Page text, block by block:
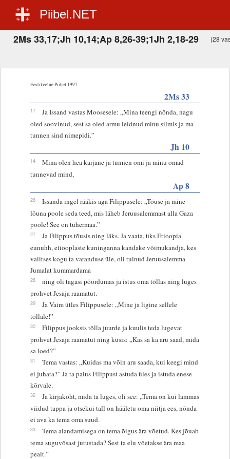
Piibel.NET
2Ms 33,17;Jh 10,14;Ap 8,26-39;1Jh 2,18-29 (28
Eestikeelne Piibel 1997
2Ms 33
17
Ja Issand vastas Moosesele: „Mina teengi nõnda, nagu
oled soovinud, sest sa oled armu leidnud minu silmis ja ma
tunnen sind nimepidi.”
Jh 10
14
Mina olen hea karjane ja tunnen omi ja minu omad
tunnevad mind,
Ap 8
26
Issanda ingel rääkis aga Filippusele: „Tõuse ja mine
lõuna poole seda teed, mis läheb Jeruusalemmast alla Gaza
poole! See on tühermaa.”
27
Ja Filippus tõusis ning läks. Ja vaata, üks Etioopia
eunuhh, etiooplaste kuninganna kandake võimukandja, kes
valitses kogu ta varanduse üle, oli tulnud Jeruusalemma
Jumalat kummardama
28
ning oli tagasi pöördumas ja istus oma tõllas ning luges
prohvet Jesaja raamatut.
29
Ja Vaim ütles Filippusele: „Mine ja ligine sellele
tõllale!”
30
Filippus jooksis tõlla juurde ja kuulis teda lugevat
prohvet Jesaja raamatut ning küsis: „Kas sa ka aru saad, mida
sa loed?”
31
Tema vastas: „Kuidas ma võin aru saada, kui keegi mind
ei juhata?” Ja ta palus Filippust astuda üles ja istuda enese
kõrvale.
32
Ja kirjakoht, mida ta luges, oli see: „Tema on kui lammas
viidud tappa ja otsekui tall on hääletu oma niitja ees, nõnda
ei ava ka tema oma suud.
33
Tema alandamisega on tema õigus ära võetud. Kes jõuab
tema suguvõsast jutustada? Sest ta elu võetakse ära maa
pealt.”